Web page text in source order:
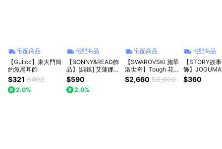
宅配商品
【Gulicc】東大門簡
約魚尾耳飾
$321 $402
2.0%
宅配商品
【BONNY&READ飾
品】[純銀] 艾蓮娜的
詩篇耳環｜銀飾 花
草 約會穿搭 潮流飾
品 貼耳耳環 禮物推
$590
2.0%
宅配商品
【SWAROVSKI 施華
洛世奇】Tough 花
朵耳釘 黃色 多種金
屬潤飾 | 生日禮物 |
$2,660 $3,800
宅配商品
【STORY故
飾】
列-壓克力耳
$360